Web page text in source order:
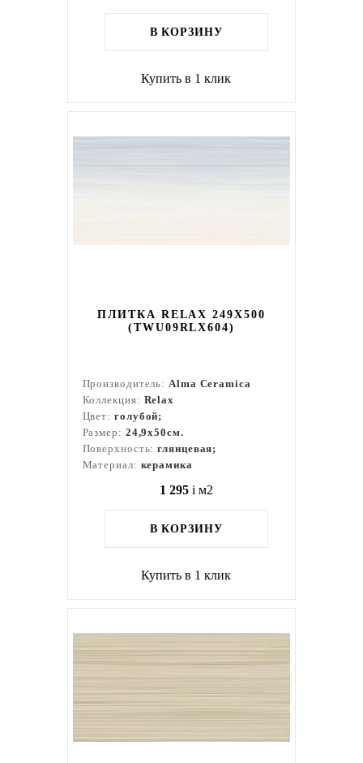
В КОРЗИНУ
Купить в 1 клик
ПЛИТКА RELAX 249X500
(TWU09RLX604)
Производитель:Alma Ceramica
Коллекция: Relax
Цвет: голубой;
Размер: 24,9x50см.
Поверхность:глянцевая;
Материал: керамика
1 295 i м2
В КОРЗИНУ
Купить в 1 клик